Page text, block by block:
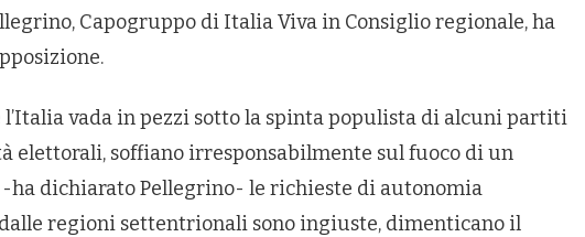
Capogruppo di Italia Viva in Consiglio regionale, ha
l’Italia vada in pezzi sotto la spinta populista di alcuni partiti
elettorali, soffiano irresponsabilmente sul fuoco di un
ha dichiarato Pellegrino- le richieste di autonomia
regioni settentrionali sono ingiuste, dimenticano il